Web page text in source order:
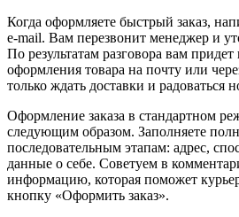
Когда оформляете быстрый заказ,
e-mail. Вам перезвонит менеджер и
По результатам разговора вам
оформления товара на почту или
только ждать доставки и радоваться
Оформление заказа в стандартном
следующим образом. Заполняете
последовательным этапам: адрес,
данные о себе. Советуем в
информацию, которая поможет
кнопку «Оформить заказ».